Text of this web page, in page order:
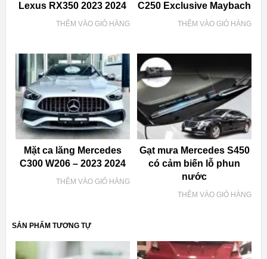
Lexus RX350 2023 2024
THÊM VÀO GIỎ HÀNG
C250 Exclusive Maybach
THÊM VÀO GIỎ HÀNG
Mặt ca lăng Mercedes
C300 W206 – 2023 2024
THÊM VÀO GIỎ HÀNG
Gạt mưa Mercedes S450
có cảm biến lỗ phun
nước
THÊM VÀO GIỎ HÀNG
SẢN PHẨM TƯƠNG TỰ